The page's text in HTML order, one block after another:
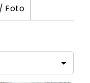
Foto